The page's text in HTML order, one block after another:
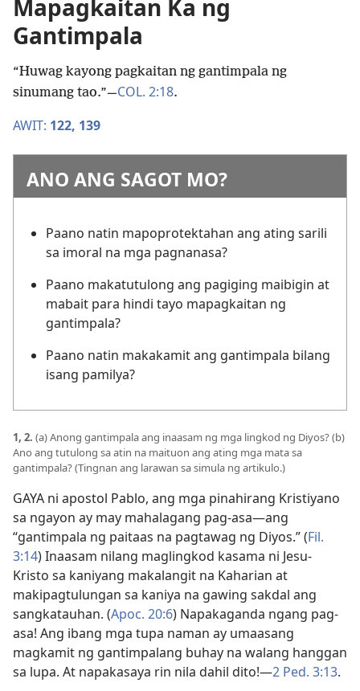
Mapagkaitan Ka ng
Gantimpala
“Huwag kayong pagkaitan ng gantimpala ng
sinumang tao.”—COL. 2:18.
AWIT: 122, 139
ANO ANG SAGOT MO?
Paano natin mapoprotektahan ang ating sarili
sa imoral na mga pagnanasa?
Paano makatutulong ang pagiging maibigin at
mabait para hindi tayo mapagkaitan ng
gantimpala?
Paano natin makakamit ang gantimpala bilang
isang pamilya?
1, 2. (a) Anong gantimpala ang inaasam ng mga lingkod ng Diyos? (b)
Ano ang tutulong sa atin na maituon ang ating mga mata sa
gantimpala? (Tingnan ang larawan sa simula ng artikulo.)
GAYA ni apostol Pablo, ang mga pinahirang Kristiyano
sa ngayon ay may mahalagang pag-asa—ang
“gantimpala ng paitaas na pagtawag ng Diyos.” (Fil.
3:14) Inaasam nilang maglingkod kasama ni Jesu-
Kristo sa kaniyang makalangit na Kaharian at
makipagtulungan sa kaniya na gawing sakdal ang
sangkatauhan. (Apoc. 20:6) Napakaganda ngang pag-
asa! Ang ibang mga tupa naman ay umaasang
magkamit ng gantimpalang buhay na walang hanggan
sa lupa. At napakasaya rin nila dahil dito!—2 Ped. 3:13.